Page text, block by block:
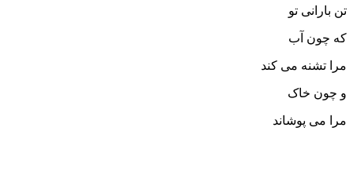
تن بارانی تو
که چون آب
مرا تشنه می کند
و چون خاک
مرا می پوشاند